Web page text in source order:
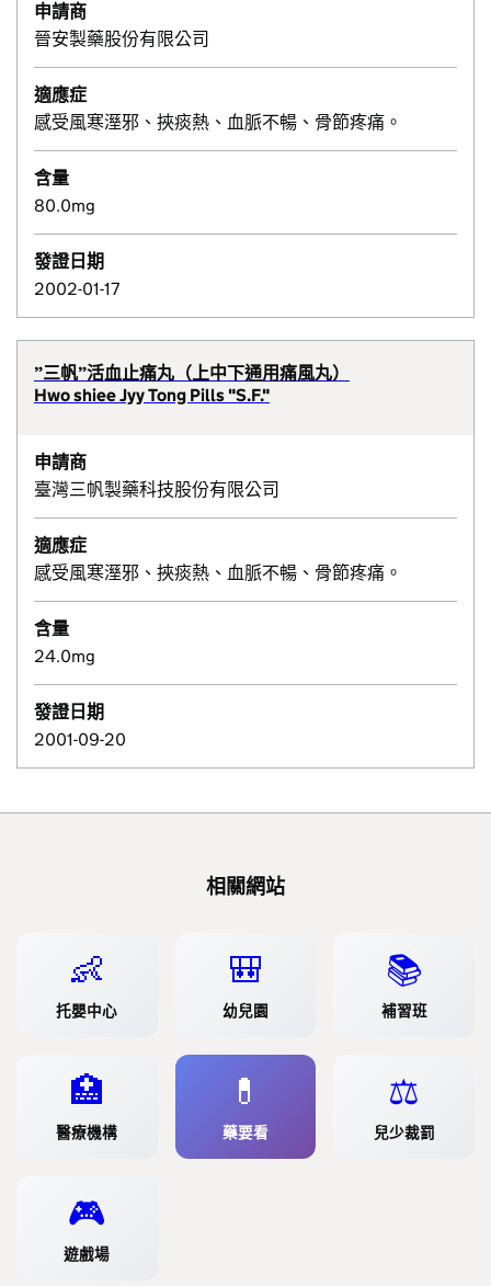
申請商
晉安製藥股份有限公司
適應症
感受風寒溼邪、挾痰熱、血脈不暢、骨節疼痛。
含量
80.0mg
發證日期
2002-01-17
”三帆”活血止痛丸（上中下通用痛風丸）
Hwo shiee Jyy Tong Pills "S.F."
申請商
臺灣三帆製藥科技股份有限公司
適應症
感受風寒溼邪、挾痰熱、血脈不暢、骨節疼痛。
含量
24.0mg
發證日期
2001-09-20
相關網站
👶
托嬰中心
🎒
幼兒園
📚
補習班
🏥
醫療機構
💊
藥要看
⚖️
兒少裁罰
🎮
遊戲場